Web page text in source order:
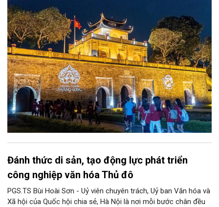
xã hội và du lịch”; đồng thời, nâng lên một tầm cao mới: “phát
triển kinh tế di sản”.
Đánh thức di sản, tạo động lực phát triển
công nghiệp văn hóa Thủ đô
PGS.TS Bùi Hoài Sơn - Uỷ viên chuyên trách, Uỷ ban Văn hóa và
Xã hội của Quốc hội chia sẻ, Hà Nội là nơi mỗi bước chân đều